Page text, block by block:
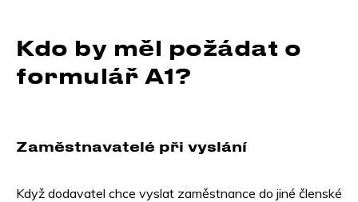
Kdo by měl požádat o
formulář A1?
Zaměstnavatelé při vyslání
Když dodavatel chce vyslat zaměstnance do jiné členské